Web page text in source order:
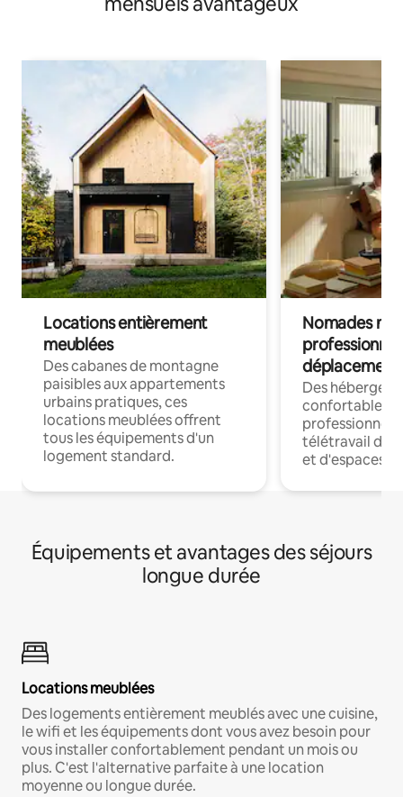
Locations entièrement
meublées
Des cabanes de montagne
paisibles aux appartements
urbains pratiques, ces
locations meublées offrent
tous les équipements d'un
logement standard.
Nomades
déplacement
Des
confortables
professionnels
télétravail
et d'espaces
Équipements et avantages des séjours
longue durée
Locations meublées
Des logements entièrement meublés avec une cuisine,
le wifi et les équipements dont vous avez besoin pour
vous installer confortablement pendant un mois ou
plus. C'est l'alternative parfaite à une location
moyenne ou longue durée.